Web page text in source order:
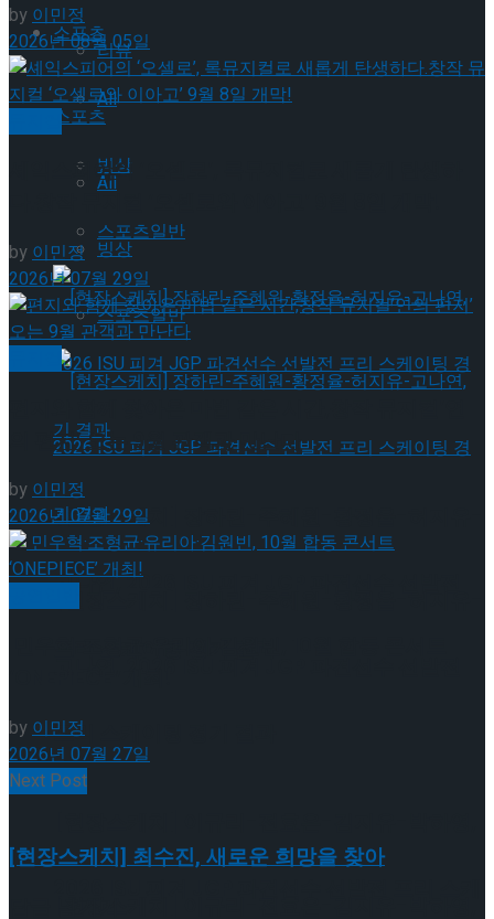
스포츠
All
빙상
스포츠일반
[현장스케치] 장하린-주혜원-황정율-허지유-
고나연, 2026 ISU 피겨 JGP 파견선수 선발전
리뷰
스포츠
All
빙상
스포츠일반
프리 스케이팅 경기 결과
by 이민정
2026년 08월 05일
셰익스피어의 ‘오셀로’, 록뮤지컬로 새롭게 탄생하
by이민정
2026년 07월 29일
의 편지’ 오는 9월 관객과 만난다
by이민정
2026년 07월 29일
by이민정
2026년 07월 27일
Next Post
[현장스케치] 최수진, 새로운 희망을 찾아